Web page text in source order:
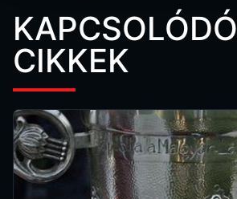
KAPCSOLÓDÓ
CIKKEK